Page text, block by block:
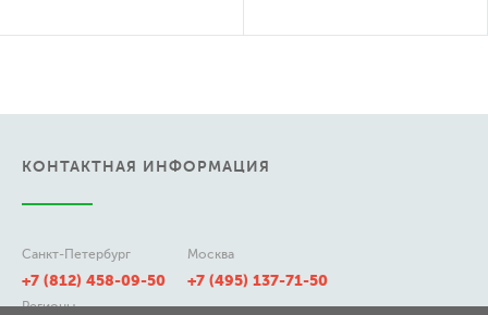
КОНТАКТНАЯ ИНФОРМАЦИЯ
Санкт-Петербург
+7 (812) 458-09-50
Москва
+7 (495) 137-71-50
Регионы